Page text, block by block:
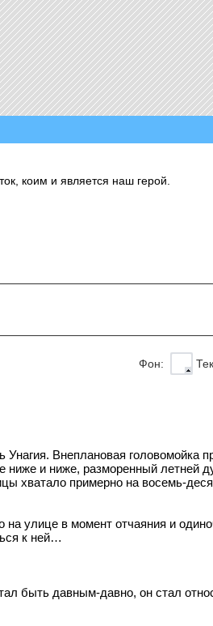
коим и является наш герой.
Фон:
Внеплановая головомойка
и ниже, разморенный летней
хватало примерно на восемь-
улице в момент отчаяния и
к ней…
быть давным-давно, он стал